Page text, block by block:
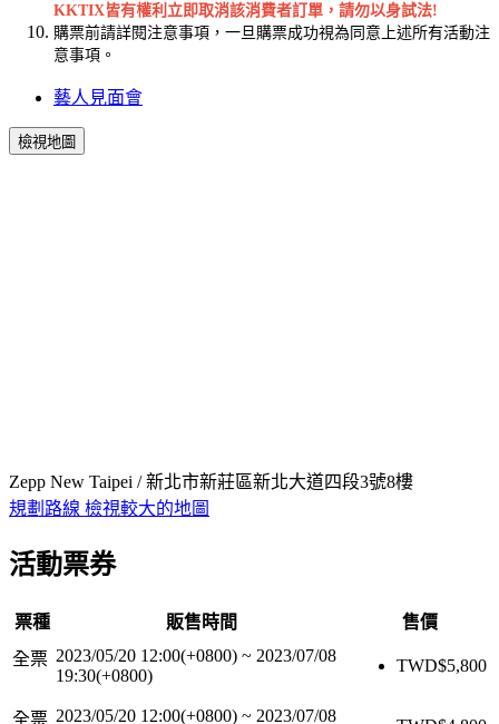
KKTIX皆有權利立即取消該消費者訂單，請勿以身試法!
購票前請詳閱注意事項，一旦購票成功視為同意上述所有活動注
意事項。
藝人見面會
檢視地圖
Zepp New Taipei / 新北市新莊區新北大道四段3號8樓
規劃路線 檢視較大的地圖
活動票券
票種 販售時間
售價
全票 2023/05/20 12:00(+0800) ~ 2023/07/08
19:30(+0800)
TWD$5,800
全票 2023/05/20 12:00(+0800) ~ 2023/07/08